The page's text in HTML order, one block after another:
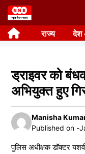
Skip
to
content राज्य देश
ड्राइवर को
अभियुक्त हुए
Manisha
Published on -
पुलिस अधीक्षक डॉक्टर